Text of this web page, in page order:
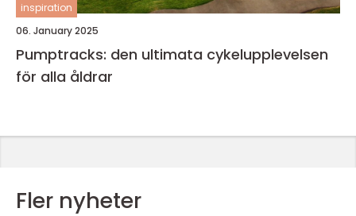
inspiration
06. January 2025
Pumptracks: den ultimata cykelupplevelsen
för alla åldrar
Fler nyheter